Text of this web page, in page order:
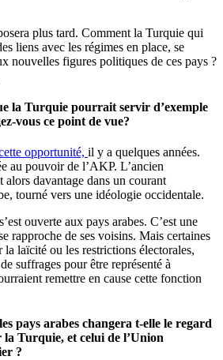
plus tard. Comment la Turquie qui
liens avec les régimes en place, se
nouvelles figures politiques de ces pays ?
la Turquie pourrait servir d’exemple
vous ce point de vue?
opportunité, il y a quelques années.
au pouvoir de l’AKP. L’ancien
alors davantage dans un courant
tourné vers une idéologie occidentale.
ouverte aux pays arabes. C’est une
rapproche de ses voisins. Mais certaines
la laïcité ou les restrictions électorales,
suffrages pour être représenté à
remettre en cause cette fonction
pays arabes changera t-elle le regard
la Turquie, et celui de l’Union
?